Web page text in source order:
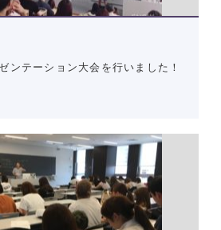
ンテーション大会を行いました！